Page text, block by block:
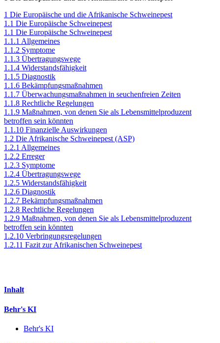
1 Die Europäische und die Afrikanische Schweinepest
1.1 Die Europäische Schweinepest
1.1 Die Europäische Schweinepest
1.1.1 Allgemeines
1.1.2 Symptome
1.1.3 Übertragungswege
1.1.4 Widerstandsfähigkeit
1.1.5 Diagnostik
1.1.6 Bekämpfungsmaßnahmen
1.1.7 Überwachungsmaßnahmen in seuchenfreien Zeiten
1.1.8 Rechtliche Regelungen
1.1.9 Maßnahmen, von denen Sie als Lebensmittelproduzent
betroffen sein könnten
1.1.10 Finanzielle Auswirkungen
1.2 Die Afrikanische Schweinepest (ASP)
1.2.1 Allgemeines
1.2.2 Erreger
1.2.3 Symptome
1.2.4 Übertragungswege
1.2.5 Widerstandsfähigkeit
1.2.6 Diagnostik
1.2.7 Bekämpfungsmaßnahmen
1.2.8 Rechtliche Regelungen
1.2.9 Maßnahmen, von denen Sie als Lebensmittelproduzent
betroffen sein könnten
1.2.10 Verbringungsregelungen
1.2.11 Fazit zur Afrikanischen Schweinepest
Inhalt
Behr's KI
Behr's KI